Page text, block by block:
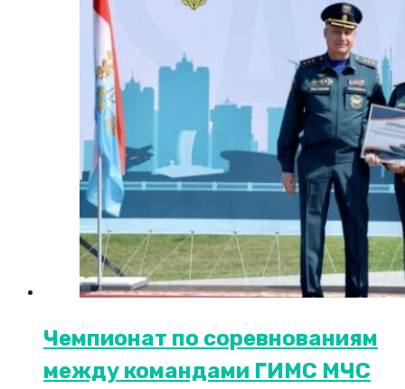
Чемпионат по соревнованиям
между командами ГИМС МЧС